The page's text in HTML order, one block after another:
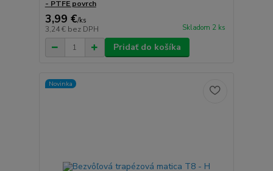
- PTFE povrch
3,99 €/ks
3,24 € bez DPH Skladom 2 ks
Pridať do košíka
Novinka